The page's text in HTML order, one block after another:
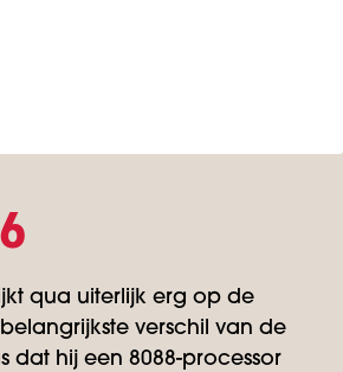
qua uiterlijk erg op de
verschil van de
dat hij een 8088-processor